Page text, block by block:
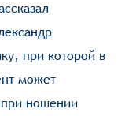
при которой в
может
при ношении